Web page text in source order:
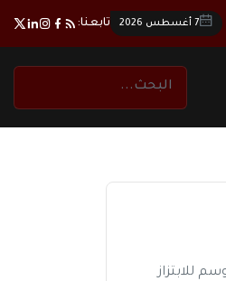
7 أغسطس 2026 تابعنا:
للابتزاز